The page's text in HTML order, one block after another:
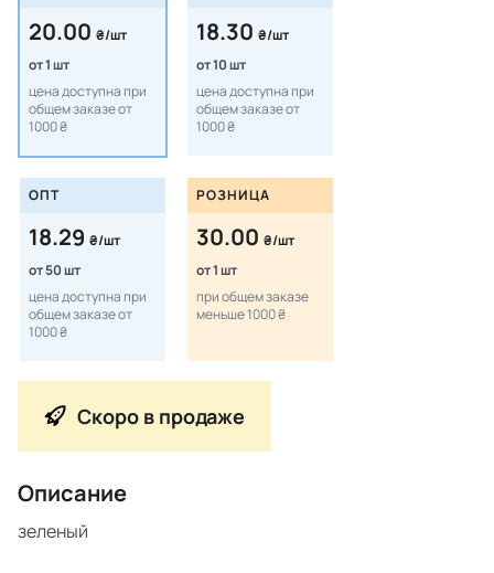
20.00 ₴/шт
от 1 шт
цена доступна при
общем заказе от
1000 ₴
18.30 ₴/шт
от 10 шт
цена доступна при
общем заказе от
1000 ₴
ОПТ
18.29 ₴/шт
от 50 шт
цена доступна при
общем заказе от
1000 ₴
РОЗНИЦА
30.00 ₴/шт
от 1 шт
при общем заказе
меньше 1000 ₴
Скоро в продаже
Описание
зеленый